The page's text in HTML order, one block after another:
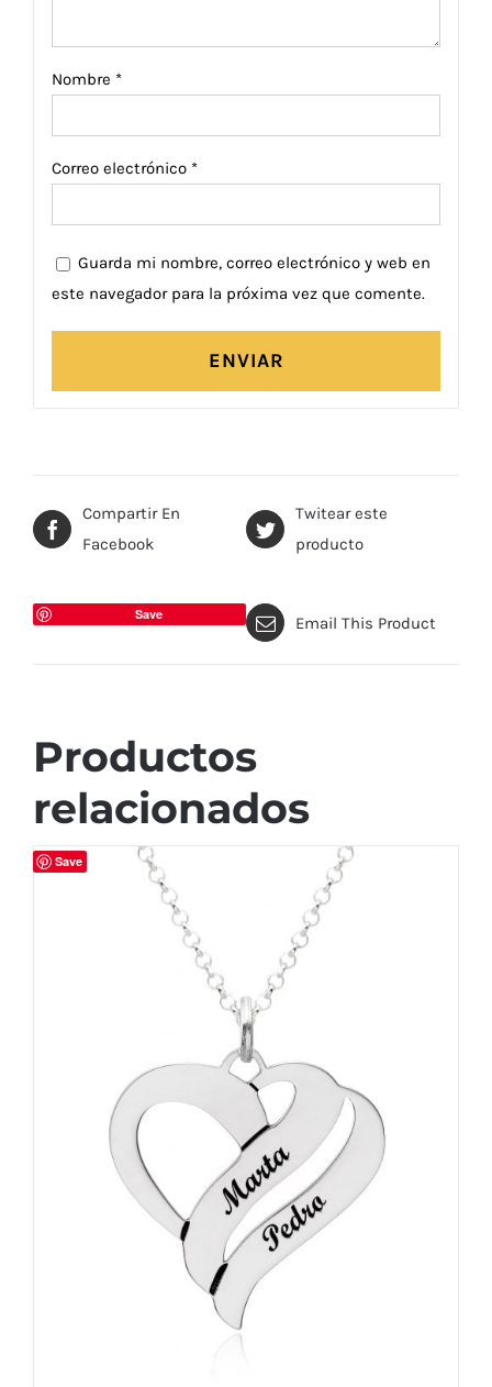
Nombre *
Correo electrónico *
Guarda mi nombre, correo electrónico y web en
este navegador para la próxima vez que comente.
Compartir En
Facebook
Twitear este
producto
Save Email This Product
Productos
relacionados
Save